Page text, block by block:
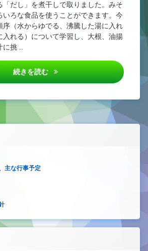
「だし」を煮干しで取りました。みそ
いろな食品を使うことができます。今
序（水からゆでる、沸騰した湯に入れ
入れる）について学習し、大根、油揚
挑 …
続きを読む ５年生 煮干しだしのみそ汁
主な行事予定